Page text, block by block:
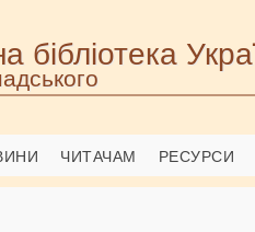
бібліотека
ЧИТАЧАМ РЕСУРСИ